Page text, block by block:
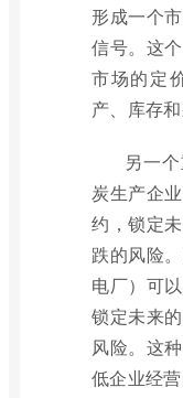
形成一个
信号。这
市场的定
产、库存和
另一
炭生产企
约，锁定
跌的风险
电厂）可
锁定未来
风险。这
低企业经